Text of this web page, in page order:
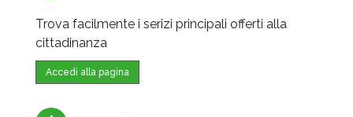
Trova facilmente i serizi principali offerti alla
cittadinanza
Accedi alla pagina